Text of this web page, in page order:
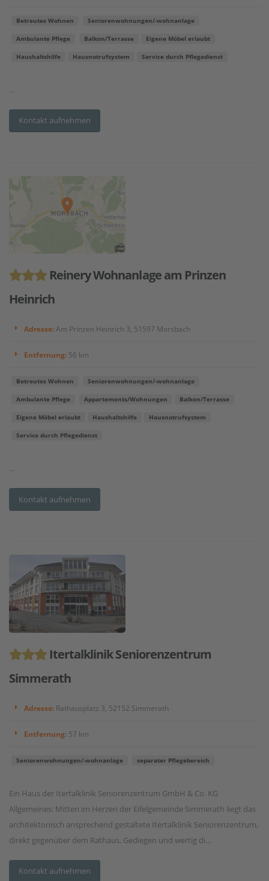
Betreutes Wohnen Seniorenwohnungen/-wohnanlage
Ambulante Pflege Balkon/Terrasse Eigene Möbel erlaubt
Haushaltshilfe Hausnotrufsystem Service durch Pflegedienst
...
Kontakt aufnehmen
Reinery Wohnanlage am Prinzen
Heinrich
Adresse:Am Prinzen Heinrich 3, 51597 Morsbach
Entfernung: 56 km
Betreutes Wohnen Seniorenwohnungen/-wohnanlage
Ambulante Pflege Appartements/Wohnungen Balkon/Terrasse
Eigene Möbel erlaubt Haushaltshilfe Hausnotrufsystem
Service durch Pflegedienst
...
Kontakt aufnehmen
Itertalklinik Seniorenzentrum
Simmerath
Adresse: Rathausplatz 3, 52152 Simmerath
Entfernung: 57 km
Seniorenwohnungen/-wohnanlage separater Pflegebereich
Ein Haus der Itertalklinik Seniorenzentrum GmbH & Co. KG
Allgemeines: Mitten im Herzen der Eifelgemeinde Simmerath liegt das
architektonisch ansprechend gestaltete Itertalklinik Seniorenzentrum,
direkt gegenüber dem Rathaus. Gediegen und wertig di...
Kontakt aufnehmen